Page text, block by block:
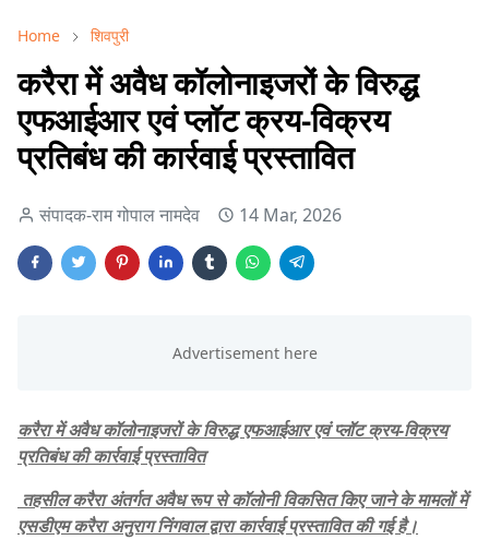
Home शिवपुरी
करैरा में अवैध कॉलोनाइजरों के विरुद्ध
एफआईआर एवं प्लॉट क्रय-विक्रय
प्रतिबंध की कार्रवाई प्रस्तावित
संपादक-राम गोपाल नामदेव 14 Mar, 2026
करैरा में अवैध कॉलोनाइजरों के विरुद्ध एफआईआर एवं प्लॉट क्रय-विक्रय
प्रतिबंध की कार्रवाई प्रस्तावित
तहसील करैरा अंतर्गत अवैध रूप से कॉलोनी विकसित किए जाने के मामलों में
एसडीएम करैरा अनुराग निंगवाल द्वारा कार्रवाई प्रस्तावित की गई है।